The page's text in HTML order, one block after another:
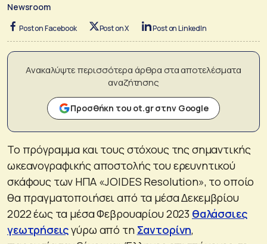
Newsroom
Post on Facebook Post on X Post on LinkedIn
Ανακαλύψτε περισσότερα άρθρα στα αποτελέσματα
αναζήτησης
Προσθήκη του ot.gr στην Google
Το πρόγραμμα και τους στόχους της σημαντικής
ωκεανογραφικής αποστολής του ερευνητικού
σκάφους των ΗΠΑ «JOIDES Resolution», το οποίο
θα πραγματοποιήσει από τα μέσα Δεκεμβρίου
2022 έως τα μέσα Φεβρουαρίου 2023 θαλάσσιες
γεωτρήσειςγύρω από τη Σαντορίνη,